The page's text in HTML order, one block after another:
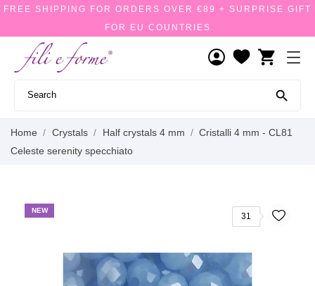
FREE SHIPPING FOR ORDERS OVER €89 + SURPRISE GIFT
FOR EU COUNTRIES
shopping_cart

Home Crystals Half crystals 4 mm
Cristalli 4 mm - CL81
Celeste serenity specchiato
NEW
31